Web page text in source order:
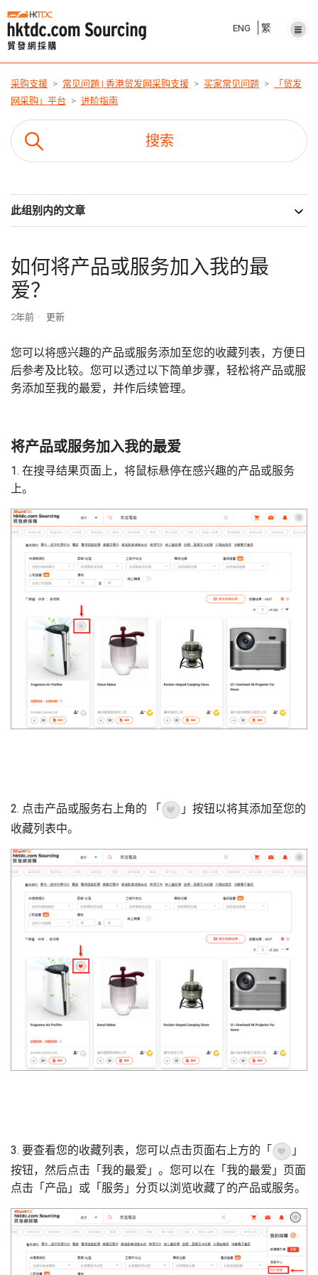
ENG 繁
采购支援 常见问题 | 香港贸发网采购支援 买家常见问题
「贸发
网采购」平台
进阶指南
此组别内的文章
如何将产品或服务加入我的最
爱？
2年前 更新
您可以将感兴趣的产品或服务添加至您的收藏列表，方便日
后参考及比较。您可以透过以下简单步骤，轻松将产品或服
务添加至我的最爱，并作后续管理。
将产品或服务加入我的最爱
1. 在搜寻结果页面上，将鼠标悬停在感兴趣的产品或服务
上。
2. 点击产品或服务右上角的 「
」按钮以将其添加至您的
收藏列表中。
3. 要查看您的收藏列表，您可以点击页面右上方的「
」
按钮，然后点击「我的最爱」。您可以在「我的最爱」页面
点击「产品」或「服务」分页以浏览收藏了的产品或服务。